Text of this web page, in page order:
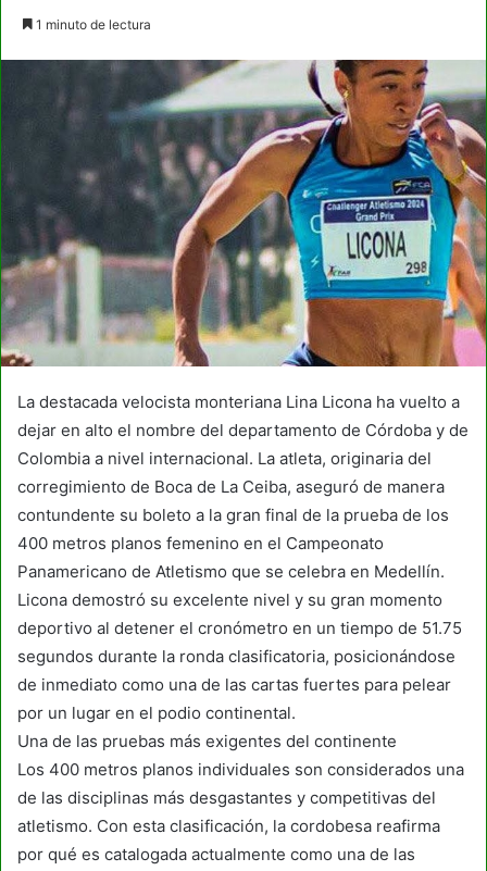
1 minuto de lectura
La destacada velocista monteriana Lina Licona ha vuelto a
dejar en alto el nombre del departamento de Córdoba y de
Colombia a nivel internacional. La atleta, originaria del
corregimiento de Boca de La Ceiba, aseguró de manera
contundente su boleto a la gran final de la prueba de los
400 metros planos femenino en el Campeonato
Panamericano de Atletismo que se celebra en Medellín.
Licona demostró su excelente nivel y su gran momento
deportivo al detener el cronómetro en un tiempo de 51.75
segundos durante la ronda clasificatoria, posicionándose
de inmediato como una de las cartas fuertes para pelear
por un lugar en el podio continental.
Una de las pruebas más exigentes del continente
Los 400 metros planos individuales son considerados una
de las disciplinas más desgastantes y competitivas del
atletismo. Con esta clasificación, la cordobesa reafirma
por qué es catalogada actualmente como una de las